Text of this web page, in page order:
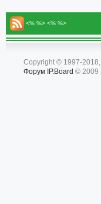
<% %> <% %>
Copyright © 1997-2018,
Форум IP.Board © 2009